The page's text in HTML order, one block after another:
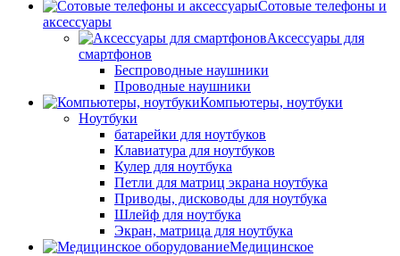
Сотовые телефоны и
аксессуары
Аксессуары для
смартфонов
Беспроводные наушники
Проводные наушники
Компьютеры, ноутбуки
Ноутбуки
батарейки для ноутбуков
Клавиатура для ноутбуков
Кулер для ноутбука
Петли для матриц экрана ноутбука
Приводы, дисководы для ноутбука
Шлейф для ноутбука
Экран, матрица для ноутбука
Медицинское